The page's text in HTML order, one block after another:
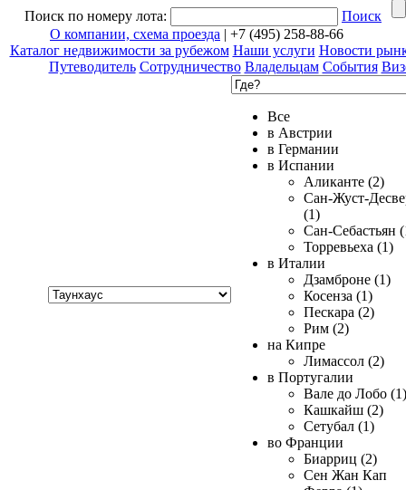
Поиск по номеру лота:
Поиск
О компании, схема проезда | +7 (495) 258-88-66
Каталог недвижимости за рубежом Наши услуги Новости
Путеводитель Сотрудничество Владельцам События
Все
в Австрии
в Германии
в Испании
Аликанте (2)
Сан-Жуст-
(1)
Сан-Себастьян
Торревьеха (1)
в Италии
Дзамброне (1)
Косенза (1)
Пескара (2)
Рим (2)
на Кипре
Лимассол (2)
в Португалии
Вале до Лобо (1)
Кашкайш (2)
Сетубал (1)
во Франции
Биарриц (2)
Сен Жан Кап